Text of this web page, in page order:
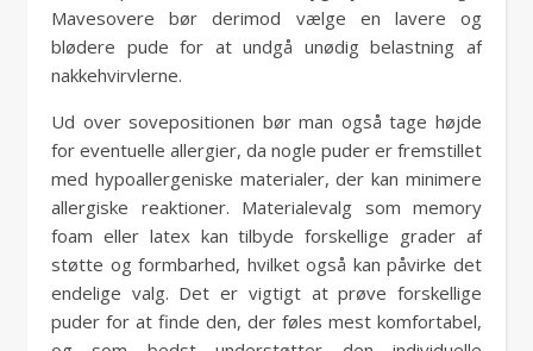
Mavesovere bør derimod vælge en lavere og
blødere pude for at undgå unødig belastning af
nakkehvirvlerne.
Ud over sovepositionen bør man også tage højde
for eventuelle allergier, da nogle puder er fremstillet
med hypoallergeniske materialer, der kan minimere
allergiske reaktioner. Materialevalg som memory
foam eller latex kan tilbyde forskellige grader af
støtte og formbarhed, hvilket også kan påvirke det
endelige valg. Det er vigtigt at prøve forskellige
puder for at finde den, der føles mest komfortabel,